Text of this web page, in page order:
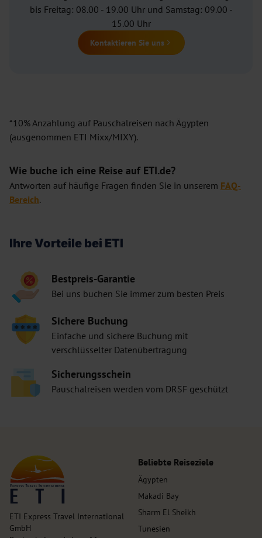
bis Freitag: 08.00 - 19.00 Uhr und Samstag: 09.00 -
15.00 Uhr
Kontaktieren Sie uns
*10% Anzahlung auf Pauschalreisen nach Ägypten
(ausgenommen ETI Mixx/MIXY).
Wie buche ich eine Reise auf ETI.de?
Antworten auf häufige Fragen finden Sie in unserem FAQ-
Bereich.
Ihre Vorteile bei ETI
Bestpreis-Garantie
Bei uns buchen Sie immer zum besten Preis
Sichere Buchung
Einfache und sichere Buchung mit
verschlüsselter Datenübertragung
Sicherungsschein
Pauschalreisen werden vom DRSF geschützt
ETI Express Travel International
GmbH
Beliebte Reiseziele
Ägypten
Makadi Bay
Sharm El Sheikh
Tunesien